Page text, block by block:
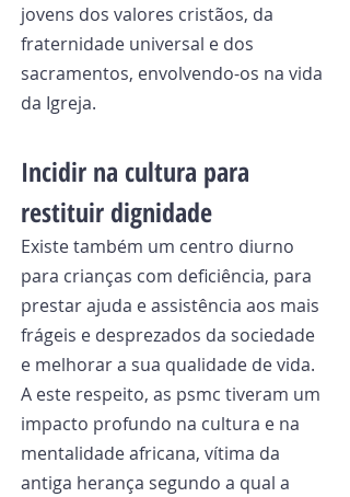
jovens dos valores cristãos, da
fraternidade universal e dos
sacramentos, envolvendo-os na vida
da Igreja.
Incidir na cultura para
restituir dignidade
Existe também um centro diurno
para crianças com deficiência, para
prestar ajuda e assistência aos mais
frágeis e desprezados da sociedade
e melhorar a sua qualidade de vida.
A este respeito, as psmc tiveram um
impacto profundo na cultura e na
mentalidade africana, vítima da
antiga herança segundo a qual a